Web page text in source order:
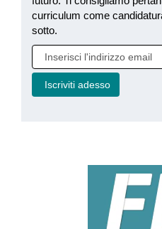
curriculum come
sotto.